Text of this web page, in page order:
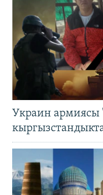
Украин армиясы